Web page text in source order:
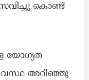
കൊണ്ട്
യോഗ്യത
അവസ്ഥ അറിഞ്ഞു